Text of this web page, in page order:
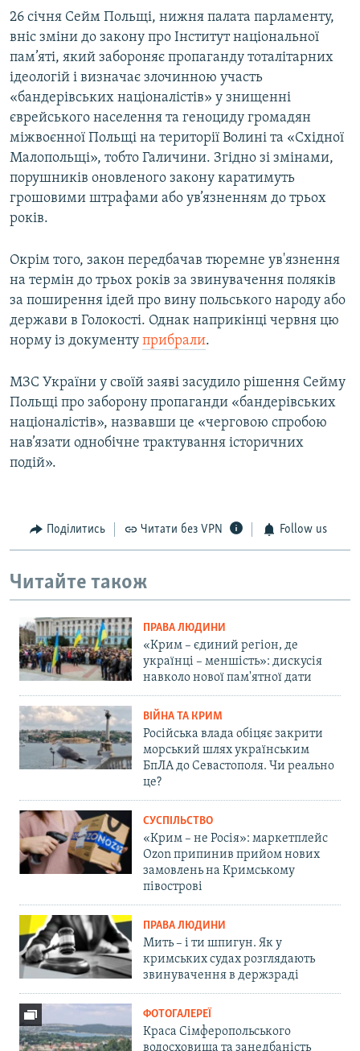
26 січня Сейм Польщі, нижня палата парламенту,
вніс зміни до закону про Інститут національної
пам’яті, який забороняє пропаганду тоталітарних
ідеологій і визначає злочинною участь
«бандерівських націоналістів» у знищенні
єврейського населення та геноциду громадян
міжвоєнної Польщі на території Волині та «Східної
Малопольщі», тобто Галичини. Згідно зі змінами,
порушників оновленого закону каратимуть
грошовими штрафами або ув’язненням до трьох
років.
Окрім того, закон передбачав тюремне ув'язнення
на термін до трьох років за звинувачення поляків
за поширення ідей про вину польського народу або
держави в Голокості. Однак наприкінці червня цю
норму із документу прибрали.
МЗС України у своїй заяві засудило рішення Сейму
Польщі про заборону пропаганди «бандерівських
націоналістів», назвавши це «черговою спробою
нав’язати однобічне трактування історичних
подій».
Поділитись Читати без VPN Follow us
Читайте також
ПРАВА ЛЮДИНИ
«Крим – єдиний регіон, де
українці – меншість»: дискусія
навколо нової пам'ятної дати
ВІЙНА ТА КРИМ
Російська влада обіцяє закрити
морський шлях українським
БпЛА до Севастополя. Чи реально
це?
СУСПІЛЬСТВО
«Крим – не Росія»: маркетплейс
Ozon припинив прийом нових
замовлень на Кримському
півострові
ПРАВА ЛЮДИНИ
Мить – і ти шпигун. Як у
кримських судах розглядають
звинувачення в держзраді
ФОТОГАЛЕРЕЇ
Краса Сімферопольського
водосховища та занедбаність